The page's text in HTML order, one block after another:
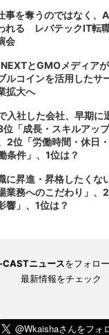
事を奪うのではなく、
れる レバテックIT転
会
NEXTとGMOメディア
ルコインを活用したサ
拡大へ
入社した会社、早期に
「成長・スキルアッ
2位「労働時間・休日
条件」、1位は？
に昇進・昇格したく
業務へのこだわり」、
響」、1位は？
ニュースをフォロ
最新情報をチェック